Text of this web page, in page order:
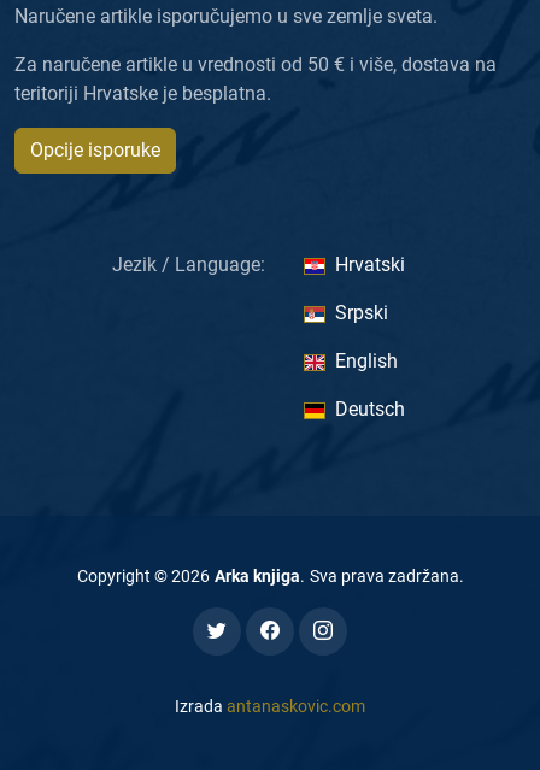
Naručene artikle isporučujemo u sve zemlje sveta.
Za naručene artikle u vrednosti od 50 € i više, dostava na
teritoriji Hrvatske je besplatna.
Opcije isporuke
Jezik / Language: Hrvatski
Srpski
English
Deutsch
Copyright ©2026 Arka knjiga. Sva prava zadržana.
Izrada antanaskovic.com